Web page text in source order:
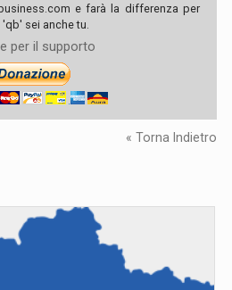
e farà la differenza per
sei anche tu.
per il supporto
« Torna Indietro